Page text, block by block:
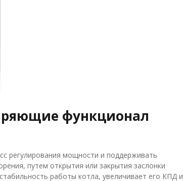
функционал
регулирования мощности и поддерживать
путем открытия или закрытия заслонки
работы котла, увеличивает его КПД и